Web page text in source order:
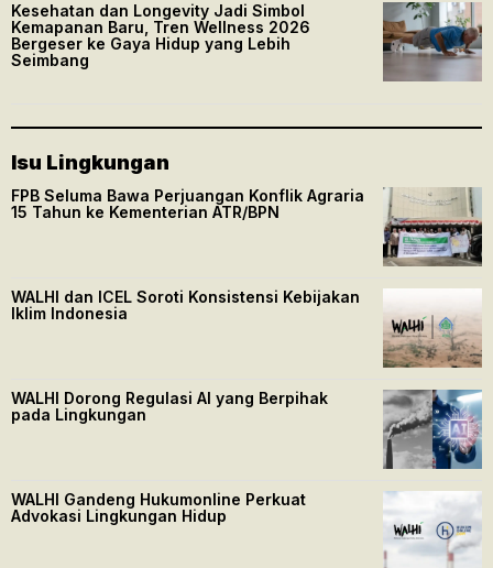
Kesehatan dan Longevity Jadi Simbol
Kemapanan Baru, Tren Wellness 2026
Bergeser ke Gaya Hidup yang Lebih
Seimbang
Isu Lingkungan
FPB Seluma Bawa Perjuangan Konflik Agraria
15 Tahun ke Kementerian ATR/BPN
WALHI dan ICEL Soroti Konsistensi Kebijakan
Iklim Indonesia
WALHI Dorong Regulasi AI yang Berpihak
pada Lingkungan
WALHI Gandeng Hukumonline Perkuat
Advokasi Lingkungan Hidup